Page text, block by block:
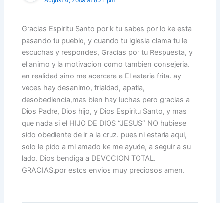
Gracias Espiritu Santo por k tu sabes por lo ke esta
pasando tu pueblo, y cuando tu iglesia clama tu le
escuchas y respondes, Gracias por tu Respuesta, y
el animo y la motivacion como tambien consejeria.
en realidad sino me acercara a El estaria frita. ay
veces hay desanimo, frialdad, apatia,
desobediencia,mas bien hay luchas pero gracias a
Dios Padre, Dios hijo, y Dios Espiritu Santo, y mas
que nada si el HIJO DE DIOS “JESUS” NO hubiese
sido obediente de ir a la cruz. pues ni estaria aqui,
solo le pido a mi amado ke me ayude, a seguir a su
lado. Dios bendiga a DEVOCION TOTAL.
GRACIAS.por estos envios muy preciosos amen.